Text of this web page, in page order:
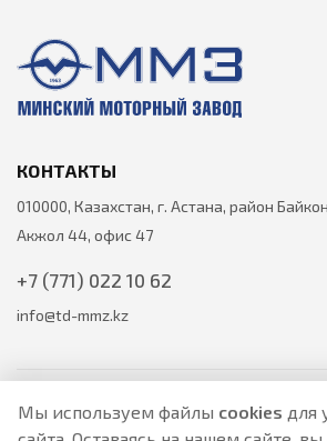
Мы используем файлы cookies для
КОНТАКТЫ
010000, Казахстан, г. Астана, район
Акжол 44, офис 47
+7 (771) 022 10 62
info@td-mmz.kz